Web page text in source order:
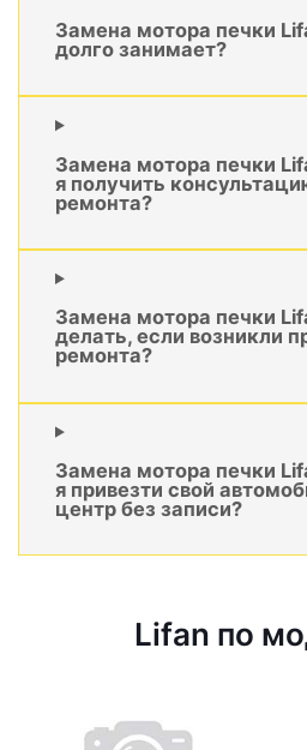
Замена мотора печки
долго занимает?
Замена мотора печки
я получить
ремонта?
Замена мотора печки
делать, если возникли
ремонта?
Замена мотора печки
я привезти свой
центр без записи?
Lifan по